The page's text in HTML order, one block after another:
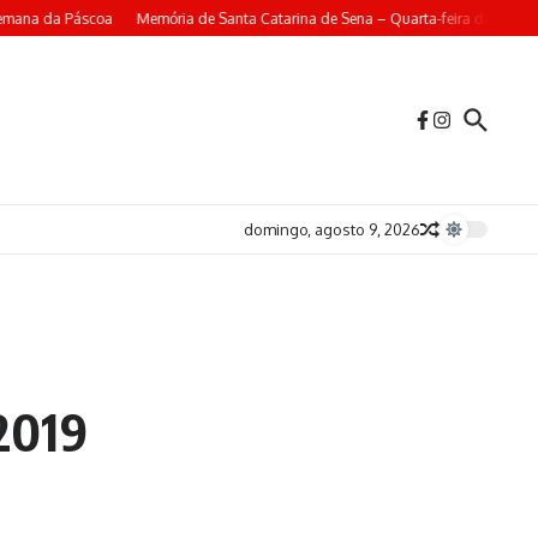
da Páscoa Memória de Santa Catarina de Sena – Quarta-feira da 4ª
domingo, agosto 9, 2026